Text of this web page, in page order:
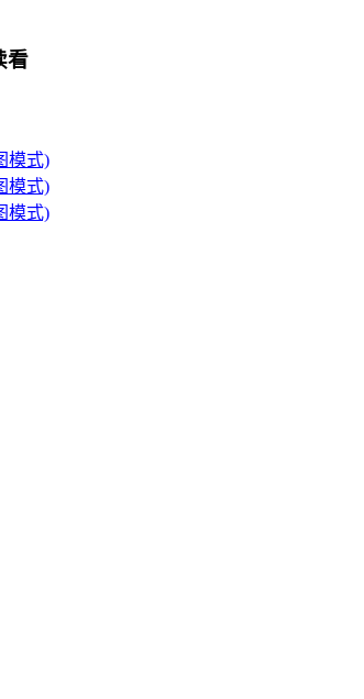
看
模式)
模式)
模式)